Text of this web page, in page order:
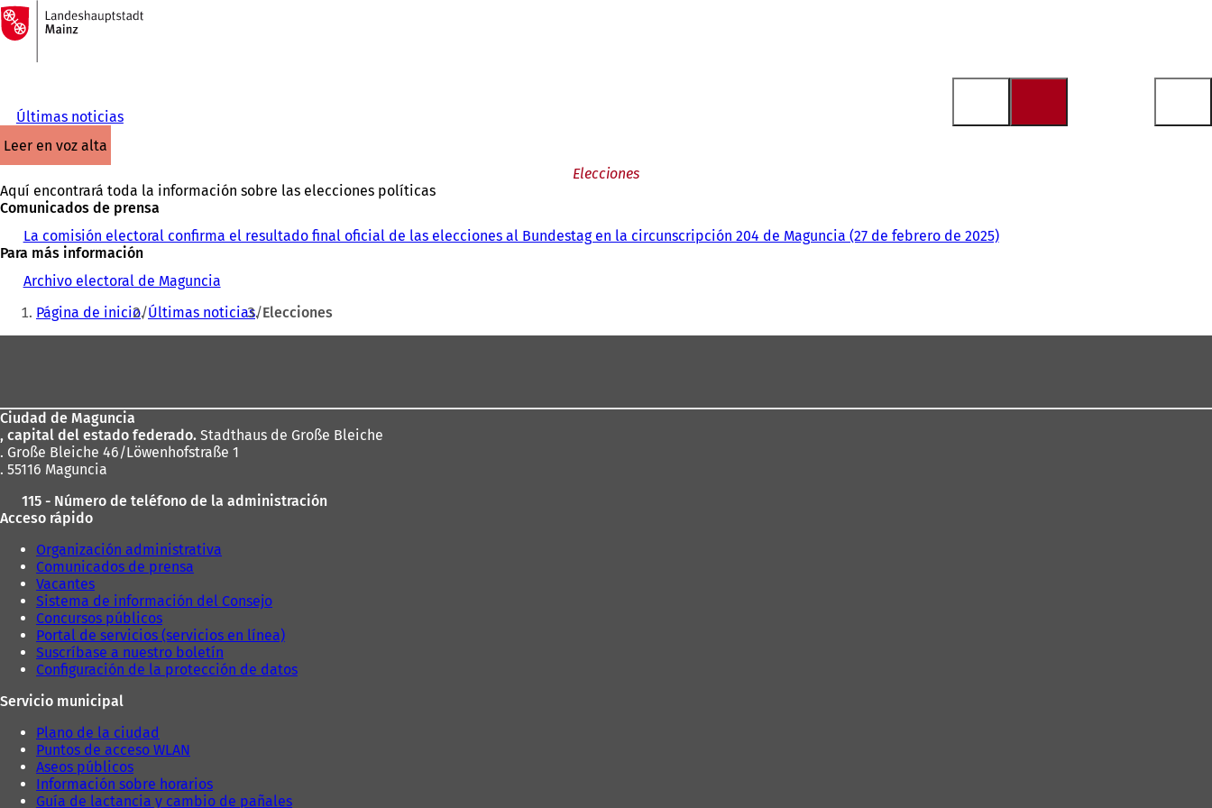
Saltar al contenido
A
la
página
Últimas noticias
leer en voz alta
Elecciones
Aquí encontrará toda la información sobre las elecciones políticas
Comunicados de prensa
La comisión electoral confirma el resultado final oficial de las elecciones al Bundestag en la circunscripción 204 de Maguncia (27 de febrero de 2025)
Para más información
Archivo electoral de Maguncia
Estás
aquí:
Página de inicio Últimas noticias Elecciones
pies
Ciudad de Maguncia
, capital del estado federado. Stadthaus de Große Bleiche
. Große Bleiche 46/Löwenhofstraße 1
. 55116 Maguncia
115 - Número de teléfono de la administración
Acceso rápido
Organización administrativa
Comunicados de prensa
Vacantes
Sistema de información del Consejo
Concursos públicos
Portal de servicios (servicios en línea)
Suscríbase a nuestro boletín
Configuración de la protección de datos
Servicio municipal
Plano de la ciudad
Puntos de acceso WLAN
Aseos públicos
Información sobre horarios
Guía de lactancia y cambio de pañales